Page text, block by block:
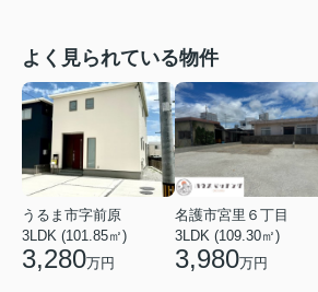
よく見られている物件
うるま市字前原
3LDK (101.85㎡)
3,280万円
名護市宮里６丁目
3LDK (109.30㎡)
3,980万円